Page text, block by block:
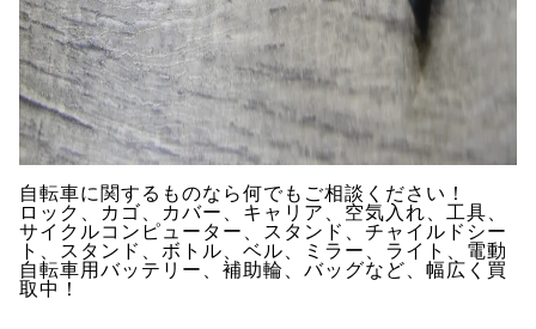
自転車に関するものなら何でもご相談ください！
ロック、カゴ、カバー、キャリア、空気入れ、工具、
サイクルコンピューター、スタンド、チャイルドシー
ト、スタンド、ボトル、ベル、ミラー、ライト、電動
自転車用バッテリー、補助輪、バッグなど、幅広く買
取中！